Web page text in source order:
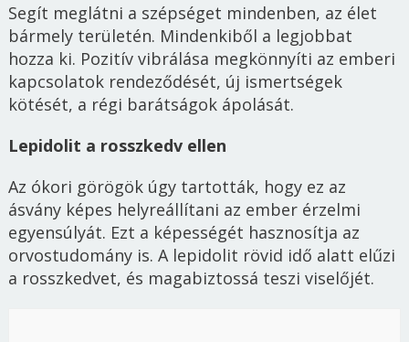
Segít meglátni a szépséget mindenben, az élet
bármely területén. Mindenkiből a legjobbat
hozza ki. Pozitív vibrálása megkönnyíti az emberi
kapcsolatok rendeződését, új ismertségek
kötését, a régi barátságok ápolását.
Lepidolit a rosszkedv ellen
Az ókori görögök úgy tartották, hogy ez az
ásvány képes helyreállítani az ember érzelmi
egyensúlyát. Ezt a képességét hasznosítja az
orvostudomány is. A lepidolit rövid idő alatt elűzi
a rosszkedvet, és magabiztossá teszi viselőjét.